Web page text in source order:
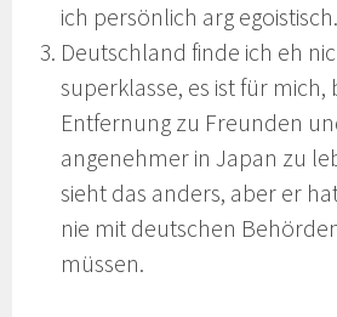
ich persönlich arg egoistisch.
Deutschland finde ich eh
superklasse, es ist für mich,
Entfernung zu Freunden
angenehmer in Japan zu
sieht das anders, aber er
nie mit deutschen
müssen.